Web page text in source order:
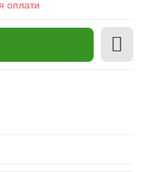
оплати